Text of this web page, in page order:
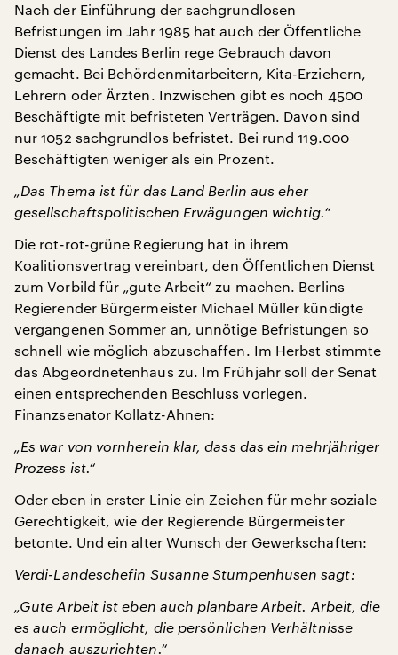
Nach der Einführung der sachgrundlosen
Befristungen im Jahr 1985 hat auch der Öffentliche
Dienst des Landes Berlin rege Gebrauch davon
gemacht. Bei Behördenmitarbeitern, Kita-Erziehern,
Lehrern oder Ärzten. Inzwischen gibt es noch 4500
Beschäftigte mit befristeten Verträgen. Davon sind
nur 1052 sachgrundlos befristet. Bei rund 119.000
Beschäftigten weniger als ein Prozent.
„Das Thema ist für das Land Berlin aus eher
gesellschaftspolitischen Erwägungen wichtig.“
Die rot-rot-grüne Regierung hat in ihrem
Koalitionsvertrag vereinbart, den Öffentlichen Dienst
zum Vorbild für „gute Arbeit“ zu machen. Berlins
Regierender Bürgermeister Michael Müller kündigte
vergangenen Sommer an, unnötige Befristungen so
schnell wie möglich abzuschaffen. Im Herbst stimmte
das Abgeordnetenhaus zu. Im Frühjahr soll der Senat
einen entsprechenden Beschluss vorlegen.
Finanzsenator Kollatz-Ahnen:
„Es war von vornherein klar, dass das ein mehrjähriger
Prozess ist.“
Oder eben in erster Linie ein Zeichen für mehr soziale
Gerechtigkeit, wie der Regierende Bürgermeister
betonte. Und ein alter Wunsch der Gewerkschaften:
Verdi-Landeschefin Susanne Stumpenhusen sagt:
„Gute Arbeit ist eben auch planbare Arbeit. Arbeit, die
es auch ermöglicht, die persönlichen Verhältnisse
danach auszurichten.“